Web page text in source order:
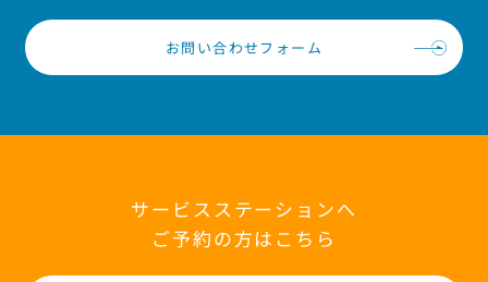
お問い合わせフォーム
サービスステーションへ
ご予約の方はこちら